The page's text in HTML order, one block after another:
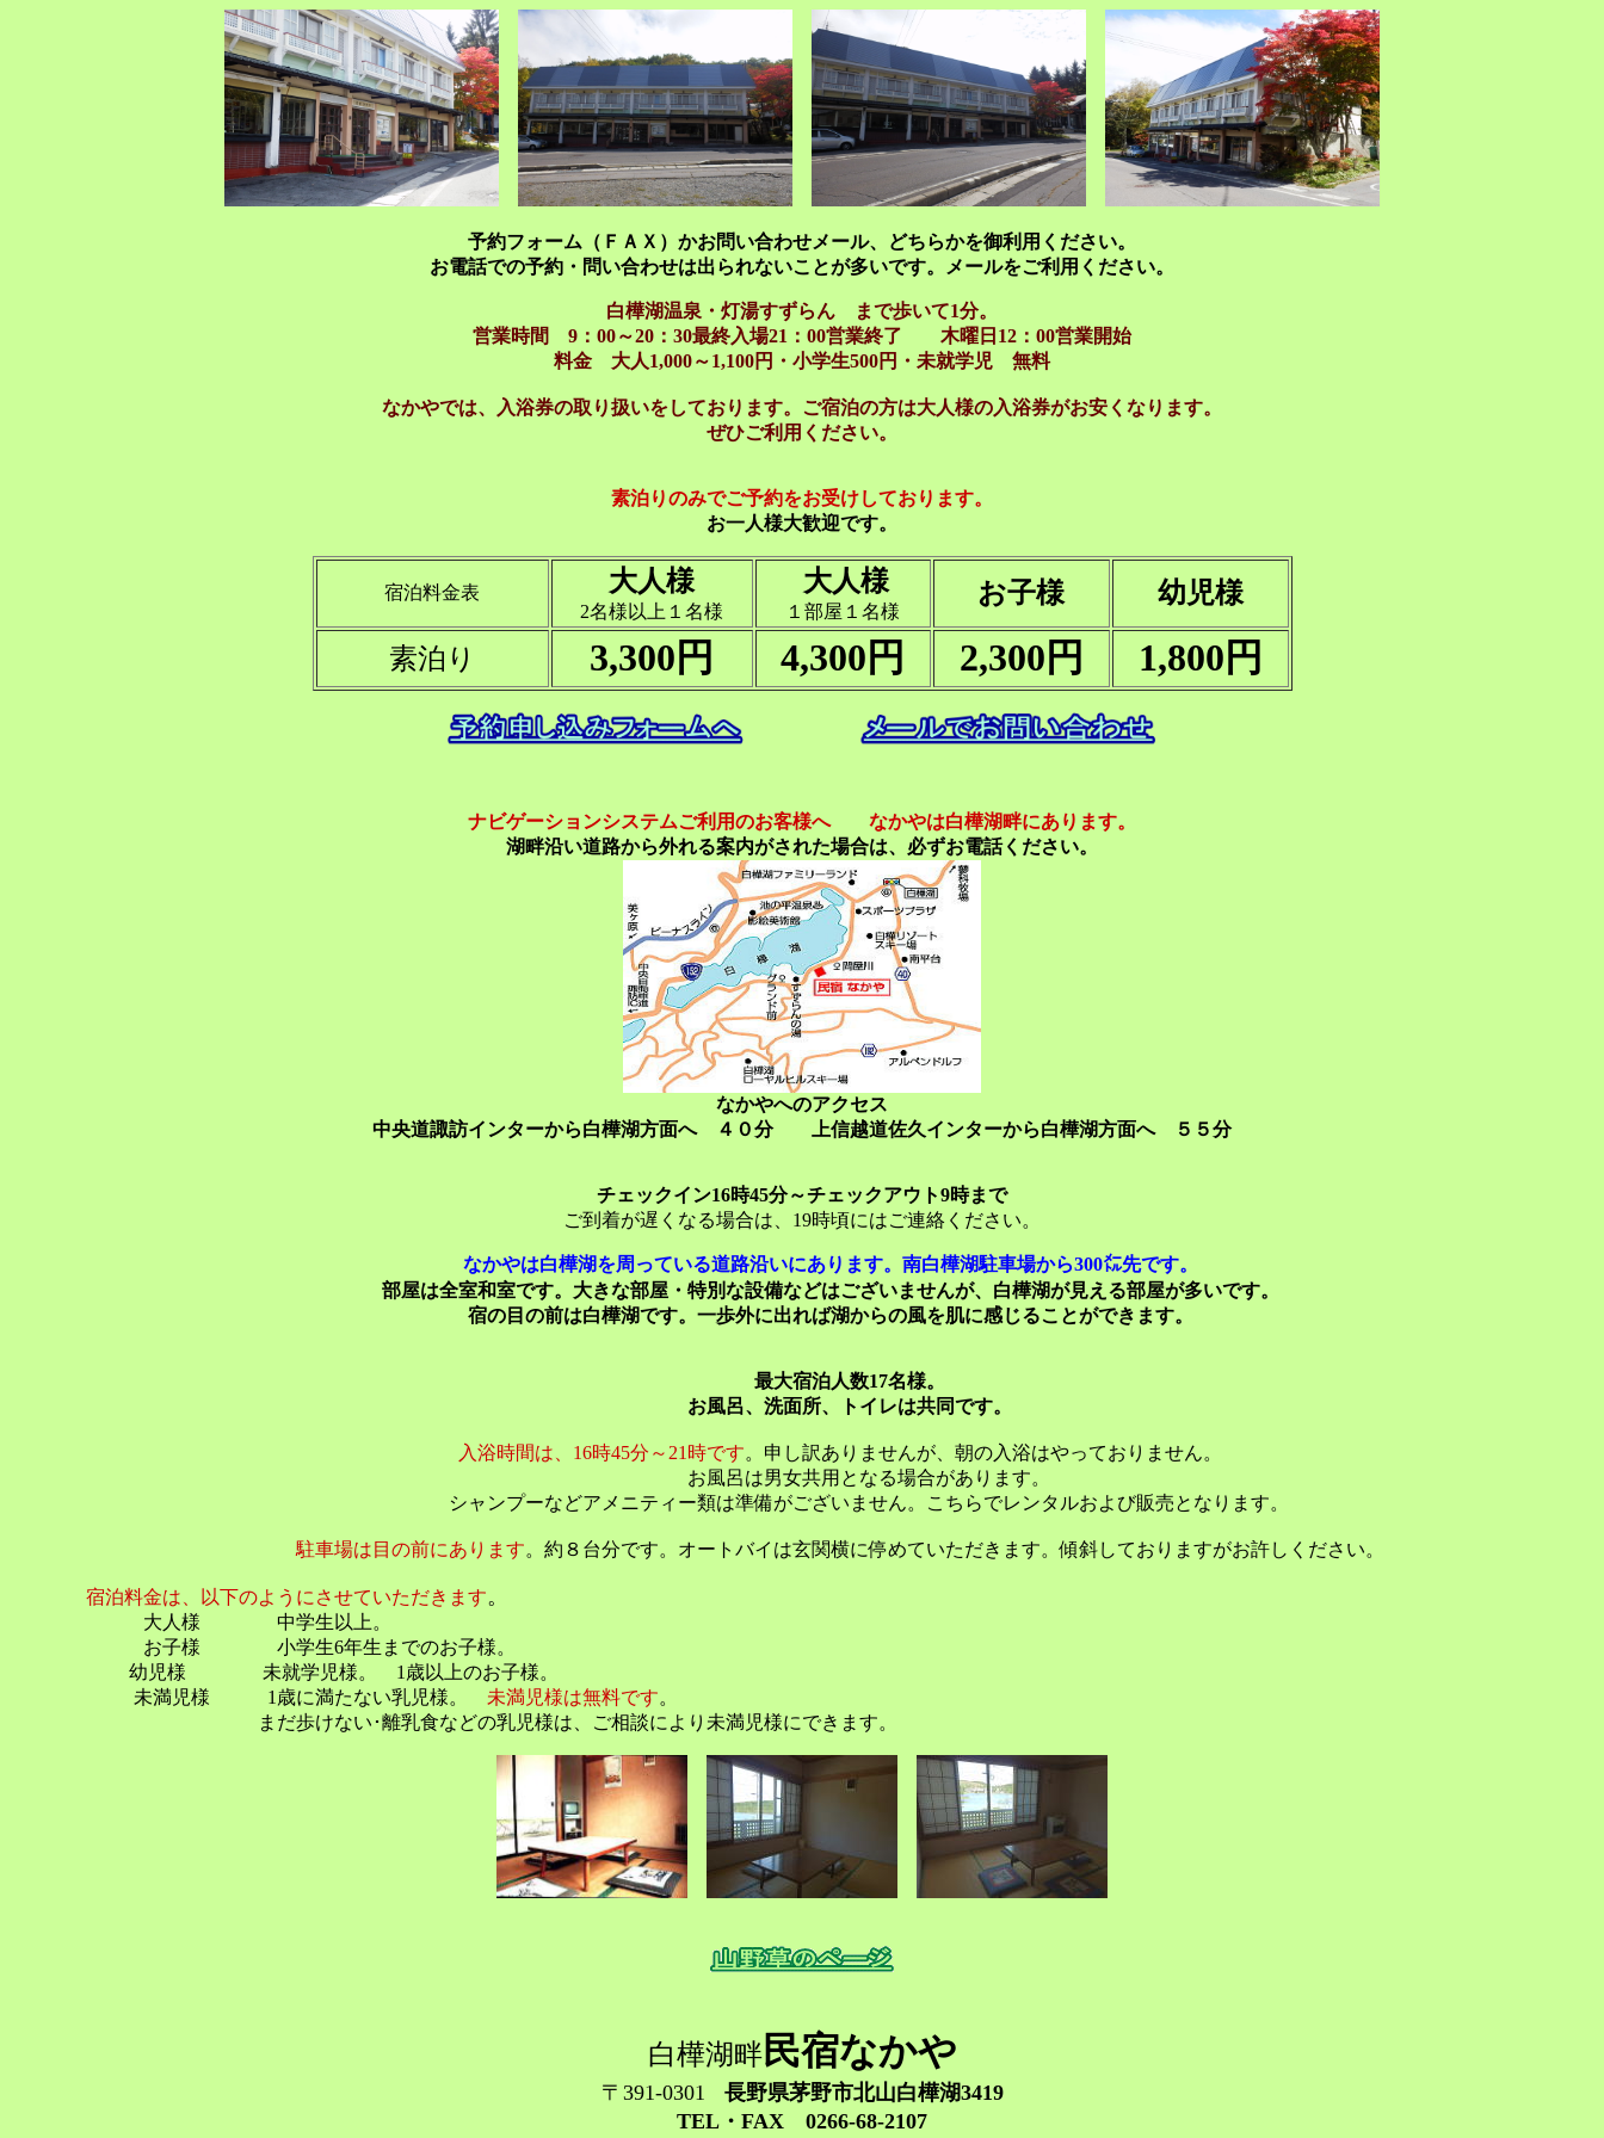
予約フォーム（ＦＡＸ）かお問い合わせメール、どちらかを御利用ください。
お電話での予約・問い合わせは出られないことが多いです。メールをご利用ください。
白樺湖温泉・灯湯すずらん まで歩いて1分。
営業時間 9：00～20：30最終入場21：00営業終了 木曜日12：00営業開始
料金 大人1,000～1,100円・小学生500円・未就学児 無料
なかやでは、入浴券の取り扱いをしております。ご宿泊の方は大人様の入浴券がお安くなります。
ぜひご利用ください。
素泊りのみでご予約をお受けしております。
お一人様大歓迎です。
宿泊料金表 大人様
2名様以上１名様
大人様
１部屋１名様
お子様 幼児様
素泊り 3,300円 4,300円 2,300円 1,800円
ナビゲーションシステムご利用のお客様へ なかやは白樺湖畔にあります。
湖畔沿い道路から外れる案内がされた場合は、必ずお電話ください。
なかやへのアクセス
中央道諏訪インターから白樺湖方面へ ４０分 上信越道佐久インターから白樺湖方面へ ５５分
チェックイン16時45分～チェックアウト9時まで
ご到着が遅くなる場合は、19時頃にはご連絡ください。
なかやは白樺湖を周っている道路沿いにあります。 南白樺湖駐車場から300㍍先です。
部屋は全室和室です。大きな部屋・特別な設備などはございませんが、白樺湖が見える部屋が多いです。
宿の 目の前は白樺湖です。 一歩外に出れば湖からの風を肌に感じることができます。
最大宿泊人数17名様。
お風呂、洗面所、トイレは共同です。
入浴時間は、16時45分～21時です。申し訳ありませんが、朝の入浴はやっておりません。
お風呂は男女共用となる場合があります。
シャンプーなどアメニティー類は準備がございません。こちらでレンタルおよび販売となります。
駐車場は目の前にあります。約８台分です。オートバイは玄関横に停めていただきます。傾斜しておりますがお許しください。
宿泊料金は、以下のようにさせていただきます。
大人様 中学生以上。
お子様 小学生6年生までのお子様。
幼児様 未就学児様。 1歳以上のお子様。
未満児様 1歳に満たない乳児様。 未満児様は無料です。
まだ歩けない･離乳食などの乳児様は、ご相談により未満児様にできます。
白樺湖畔民宿なかや
〒391-0301
長野県茅野市北山白樺湖3419
TEL・FAX 0266-68-2107